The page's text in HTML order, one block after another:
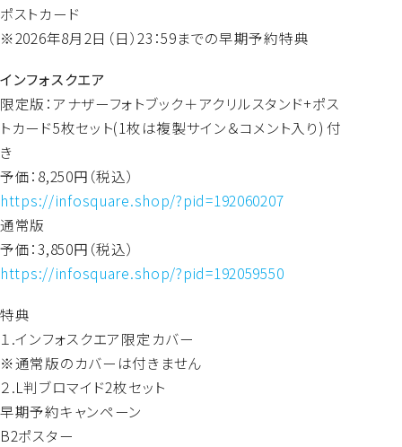
ポストカード
※2026年8月2日（日）23：59までの早期予約特典
インフォスクエア
限定版：アナザーフォトブック＋アクリルスタンド+ポス
トカード5枚セット(1枚は複製サイン＆コメント入り) 付
き
予価：8,250円（税込）
https://infosquare.shop/?pid=192060207
通常版
予価：3,850円（税込）
https://infosquare.shop/?pid=192059550
特典
１.インフォスクエア限定カバー
※通常版のカバーは付きません
２.L判ブロマイド2枚セット
早期予約キャンペーン
B2ポスター